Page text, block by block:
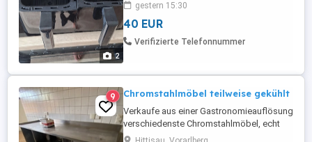
2
gestern 15:30
40 EUR
Verifizierte Telefonnummer
9 Chromstahlmöbel teilweise gekühlt
Verkaufe aus einer Gastronomieauflösung
verschiedenste Chromstahlmöbel, echt
supergute alte Qualität, massives Blech,